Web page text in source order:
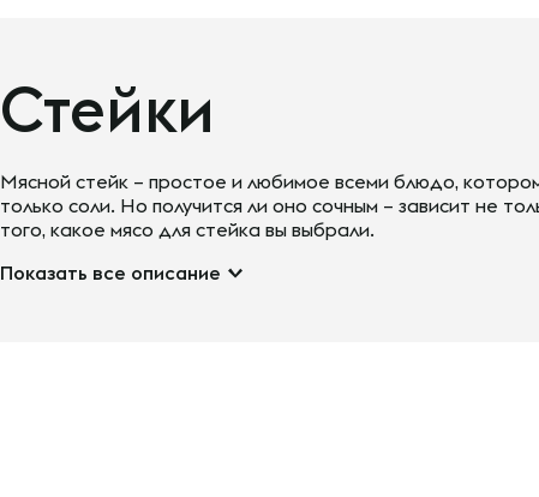
Стейки
Мясной стейк – простое и любимое всеми блюдо,
только соли. Но получится ли оно сочным – зависит не
того, какое мясо для стейка вы выбрали.
Показать все описание